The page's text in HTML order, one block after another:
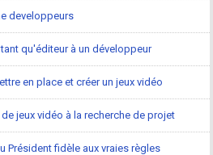
developpeurs
qu'éditeur à un développeur
en place et créer un jeux vidéo
jeux vidéo à la recherche de projet
Président fidèle aux vraies règles